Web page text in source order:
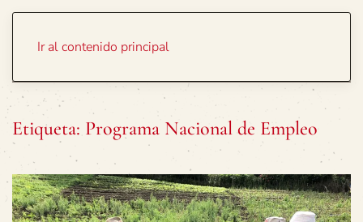
Ir al contenido principal
Etiqueta: Programa Nacional de Empleo